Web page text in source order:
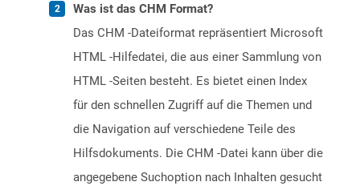
Was ist das CHM Format?
Das CHM -Dateiformat repräsentiert Microsoft
HTML -Hilfedatei, die aus einer Sammlung von
HTML -Seiten besteht. Es bietet einen Index
für den schnellen Zugriff auf die Themen und
die Navigation auf verschiedene Teile des
Hilfsdokuments. Die CHM -Datei kann über die
angegebene Suchoption nach Inhalten gesucht